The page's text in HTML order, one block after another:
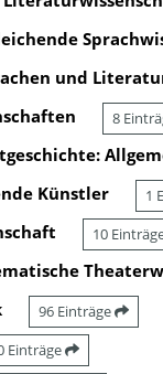
und
8
Künstler 1
10
96 Einträge
Einträge